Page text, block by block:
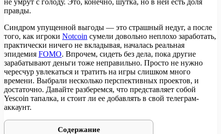
правды.
Синдром упущенной выгоды — это страшный недуг, а после
того, как игроки Notcoin сумели довольно неплохо заработать,
практически ничего не вкладывая, началась реальная
эпидемия FOMO. Впрочем, сидеть без дела, пока другие
зарабатывают деньги тоже неправильно. Просто не нужно
чересчур увлекаться и тратить на игры слишком много
времени. Выбрали несколько перспективных проектов, и
достаточно. Давайте разберемся, что представляет собой
Yescoin тапалка, и стоит ли ее добавлять в свой телеграм-
аккаунт.
Содержание